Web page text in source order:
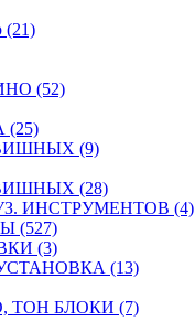
(21)
(52)
(9)
(28)
ИНСТРУМЕНТОВ (4)
(527)
(3)
(13)
ТОН БЛОКИ (7)